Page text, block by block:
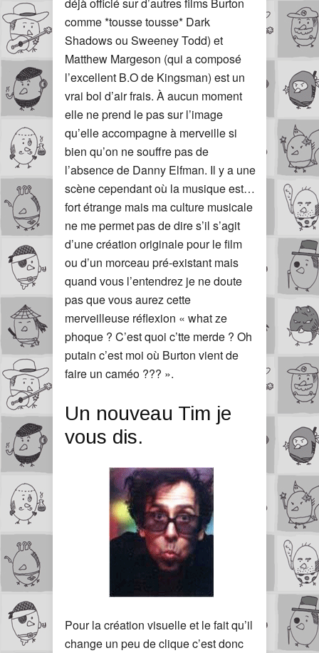
déjà officié sur d’autres films Burton
comme *tousse tousse* Dark
Shadows ou Sweeney Todd) et
Matthew Margeson (qui a composé
l’excellent B.O de Kingsman) est un
vrai bol d’air frais. À aucun moment
elle ne prend le pas sur l’image
qu’elle accompagne à merveille si
bien qu’on ne souffre pas de
l’absence de Danny Elfman. Il y a une
scène cependant où la musique est…
fort étrange mais ma culture musicale
ne me permet pas de dire s’il s’agit
d’une création originale pour le film
ou d’un morceau pré-existant mais
quand vous l’entendrez je ne doute
pas que vous aurez cette
merveilleuse réflexion « what ze
phoque ? C’est quoi c’tte merde ? Oh
putain c’est moi où Burton vient de
faire un caméo ??? ».
Un nouveau Tim je
vous dis.
Pour la création visuelle et le fait qu’il
change un peu de clique c’est donc